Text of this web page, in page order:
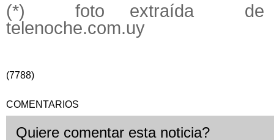
(*) foto extraída de
telenoche.com.uy
(7788)
COMENTARIOS
Quiere comentar esta noticia?